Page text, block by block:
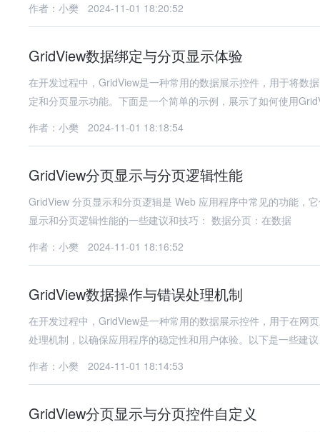
作者：小樊
2024-11-01 18:20:52
GridView数据绑定与分页显示体验
在开发过程中，GridView是一种常用的数据展示控件，用于将数
定和分页显示功能。下面是一个简单的示例，展示了如何使用
作者：小樊
2024-11-01 18:18:54
GridView分页显示与分页逻辑性能
GridView 分页显示和分页逻辑是 Web 应用程序中常见的功能，
显示和分页逻辑性能的一些建议和技巧： 数据分页：在数据
作者：小樊
2024-11-01 18:16:52
GridView数据操作与错误处理机制
在开发过程中，GridView是一种常用的数据展示控件，用于在网
处理机制，以确保应用程序的稳定性和用户体验。以下是一些建
作者：小樊
2024-11-01 18:14:53
GridView分页显示与分页控件自定义